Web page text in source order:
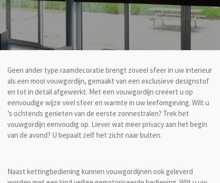
Geen ander type raamdecoratie brengt zoveel sfeer in uw interieur
als een mooi vouwgordijn, gemaakt van een exclusieve designstof
en tot in detail afgewerkt. Met een vouwgordijn creëert u op
eenvoudige wijze veel sfeer en warmte in uw leefomgeving. Wilt u
’s ochtends genieten van de eerste zonnestralen? Trek het
vouwgordijn eenvoudig op. Liever wat meer privacy aan het begin
van de avond? U bepaalt zelf het zicht naar buiten.
Naast kettingbediening kunnen vouwgordijnen ook geleverd